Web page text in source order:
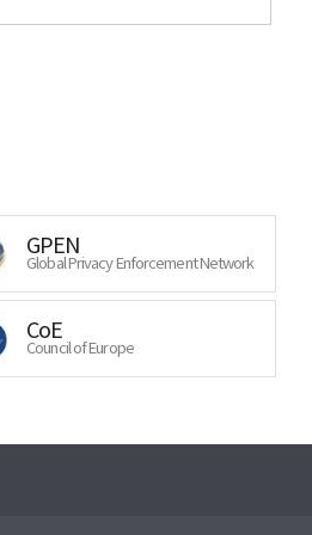
GPEN
Global Privacy Enforcement Network
CoE
Council of Europe